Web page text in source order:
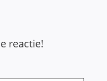
reactie!